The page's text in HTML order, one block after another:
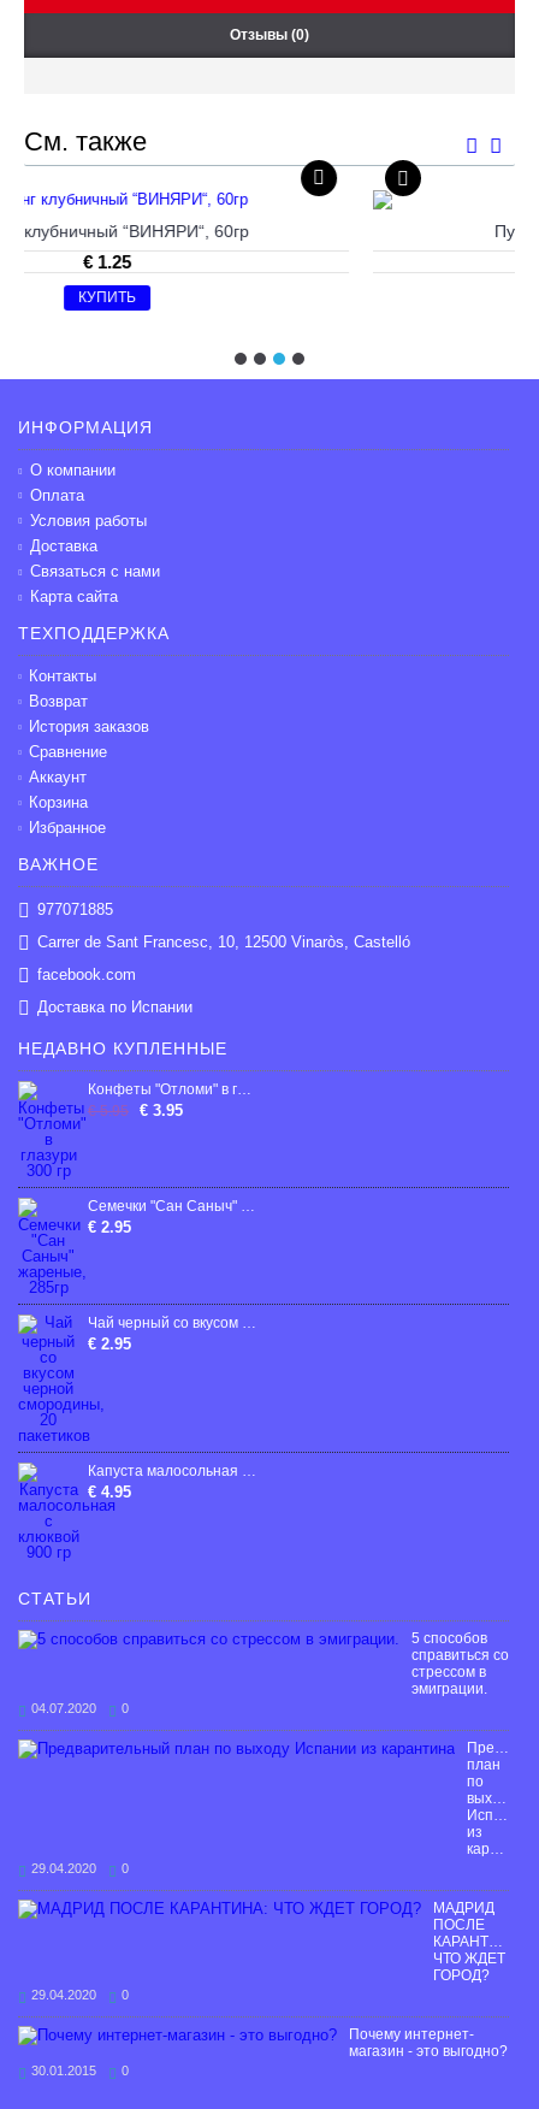
Отзывы (0)
См. также
Пудинг вишня “ВИНЯРИ“, 60gr
ИНФОРМАЦИЯ
О компании
Оплата
Условия работы
Доставка
Связаться с нами
Карта сайта
ТЕХПОДДЕРЖКА
Контакты
Возврат
История заказов
Сравнение
Аккаунт
Корзина
Избранное
ВАЖНОЕ
977071885
Carrer de Sant Francesc, 10, 12500 Vinaròs, Castelló
facebook.com
Доставка по Испании
НЕДАВНО КУПЛЕННЫЕ
Конфеты "Отломи" в глазури 300 гр
€ 5.95
€ 3.95
Семечки "Сан Саныч" жареные, 285гp
€ 2.95
Чай черный со вкусом черной смородины, 20 пакетиков
€ 2.95
Капуста малосольная с клюквой 900 гр
€ 4.95
СТАТЬИ
5 способов
справиться со
стрессом в
эмиграции.
04.07.2020 0
план
по
выходу
Испании
из
карантина
29.04.2020 0
МАДРИД
ПОСЛЕ
КАРАНТИНА:
ЧТО ЖДЕТ
ГОРОД?
29.04.2020 0
Почему интернет-
магазин - это выгодно?
30.01.2015 0